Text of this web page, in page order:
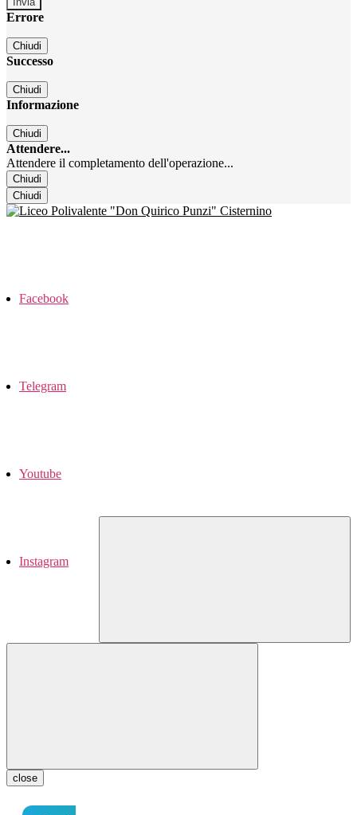
Errore
Chiudi
Successo
Chiudi
Informazione
Chiudi
Attendere...
Attendere il completamento dell'operazione...
Chiudi
Chiudi
Facebook
Telegram
Youtube
Instagram
close